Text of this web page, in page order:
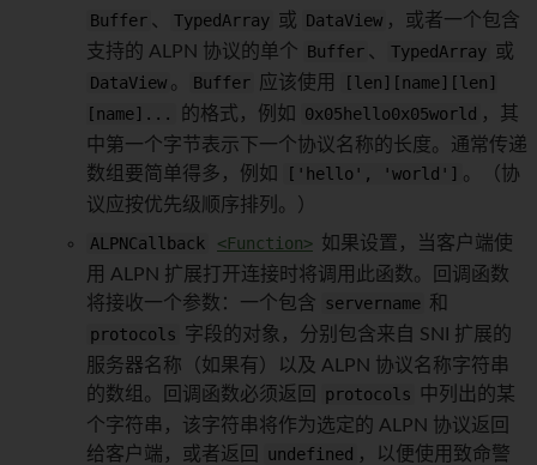
Buffer 、 TypedArray 或 DataView ，或者一个包含
支持的 ALPN 协议的单个 Buffer 、 TypedArray 或
DataView 。 Buffer 应该使用
[len][name][len]
[name]...
的格式，例如 0x05hello0x05world ，其
中第一个字节表示下一个协议名称的长度。通常传递
数组要简单得多，例如
['hello', 'world'] 。（协
议应按优先级顺序排列。）
ALPNCallback
<Function> 如果设置，当客户端使
用 ALPN 扩展打开连接时将调用此函数。回调函数
将接收一个参数：一个包含
servername 和
protocols 字段的对象，分别包含来自 SNI 扩展的
服务器名称（如果有）以及 ALPN 协议名称字符串
的数组。回调函数必须返回
protocols
中列出的某
个字符串，该字符串将作为选定的 ALPN 协议返回
给客户端，或者返回
undefined ，以便使用致命警